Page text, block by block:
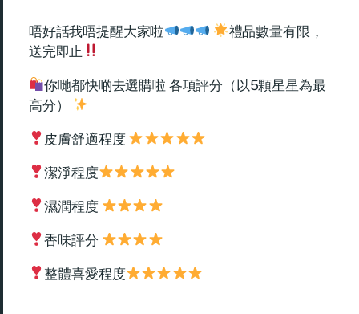
唔好話我唔提醒大家啦
禮品數量有限，
送完即止
你哋都快啲去選購啦 各項評分（以5顆星星為最
高分）
皮膚舒適程度
潔淨程度
濕潤程度
香味評分
整體喜愛程度